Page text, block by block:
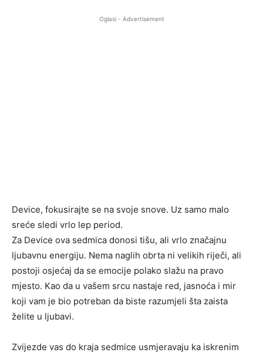
Oglasi - Advertisement
Device, fokusirajte se na svoje snove. Uz samo malo
sreće sledi vrlo lep period.
Za Device ova sedmica donosi tišu, ali vrlo značajnu
ljubavnu energiju. Nema naglih obrta ni velikih riječi, ali
postoji osjećaj da se emocije polako slažu na pravo
mjesto. Kao da u vašem srcu nastaje red, jasnoća i mir
koji vam je bio potreban da biste razumjeli šta zaista
želite u ljubavi.
Zvijezde vas do kraja sedmice usmjeravaju ka iskrenim